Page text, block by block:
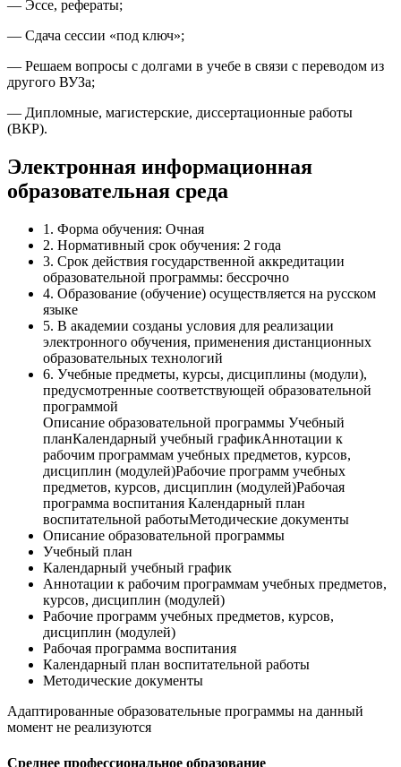
— Эссе, рефераты;
— Сдача сессии «под ключ»;
— Решаем вопросы с долгами в учебе в связи с переводом из
другого ВУЗа;
— Дипломные, магистерские, диссертационные работы
(ВКР).
Электронная информационная
образовательная среда
1. Форма обучения: Очная
2. Нормативный срок обучения: 2 года
3. Срок действия государственной аккредитации
образовательной программы: бессрочно
4. Образование (обучение) осуществляется на русском
языке
5. В академии созданы условия для реализации
электронного обучения, применения дистанционных
образовательных технологий
6. Учебные предметы, курсы, дисциплины (модули),
предусмотренные соответствующей образовательной
программой
Описание образовательной программы Учебный
планКалендарный учебный графикАннотации к
рабочим программам учебных предметов, курсов,
дисциплин (модулей)Рабочие программ учебных
предметов, курсов, дисциплин (модулей)Рабочая
программа воспитания Календарный план
воспитательной работыМетодические документы
Описание образовательной программы
Учебный план
Календарный учебный график
Аннотации к рабочим программам учебных предметов,
курсов, дисциплин (модулей)
Рабочие программ учебных предметов, курсов,
дисциплин (модулей)
Рабочая программа воспитания
Календарный план воспитательной работы
Методические документы
Адаптированные образовательные программы на данный
момент не реализуются
Среднее профессиональное образование